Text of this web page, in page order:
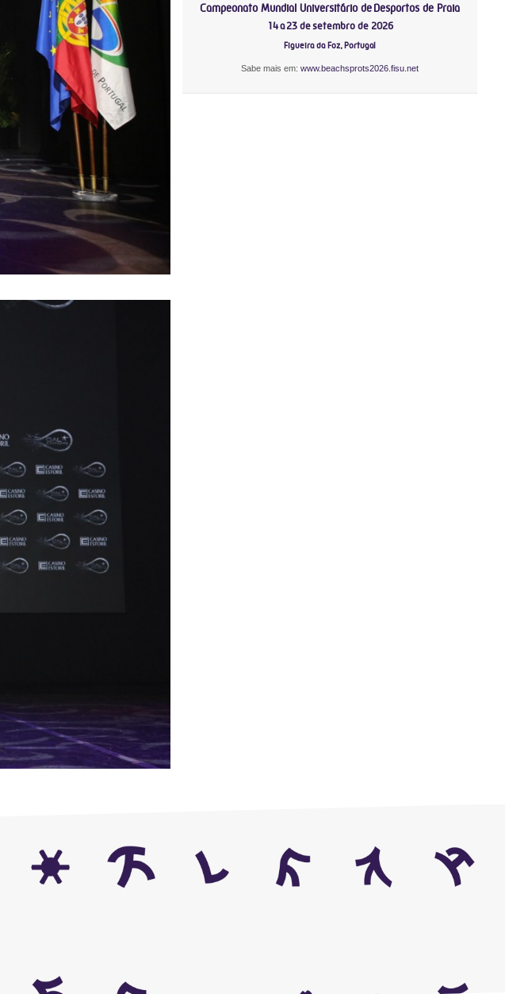
Campeonato Mundial Universitário de Desportos de Praia
14 a 23 de setembro de 2026
Figueira da Foz, Portugal
Sabe mais em:www.beachsprots2026.fisu.net